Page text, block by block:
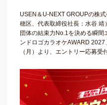
USEN＆U-NEXT GROUPの株
穂区、代表取締役社長：水谷 靖
団体の結束力No.1を決める瞬間
ンドロゴカラオケAWARD
（月）より、エントリー応募受